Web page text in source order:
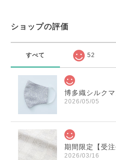
ショップの評価
すべて 52
博多織シルク
2026/05/05
2026/03/16